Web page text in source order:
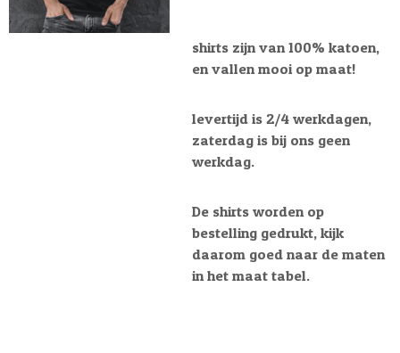
shirts zijn van 100% katoen,
en vallen mooi op maat!
levertijd is 2/4 werkdagen,
zaterdag is bij ons geen
werkdag.
De shirts worden op
bestelling gedrukt, kijk
daarom goed naar de maten
in het maat tabel.